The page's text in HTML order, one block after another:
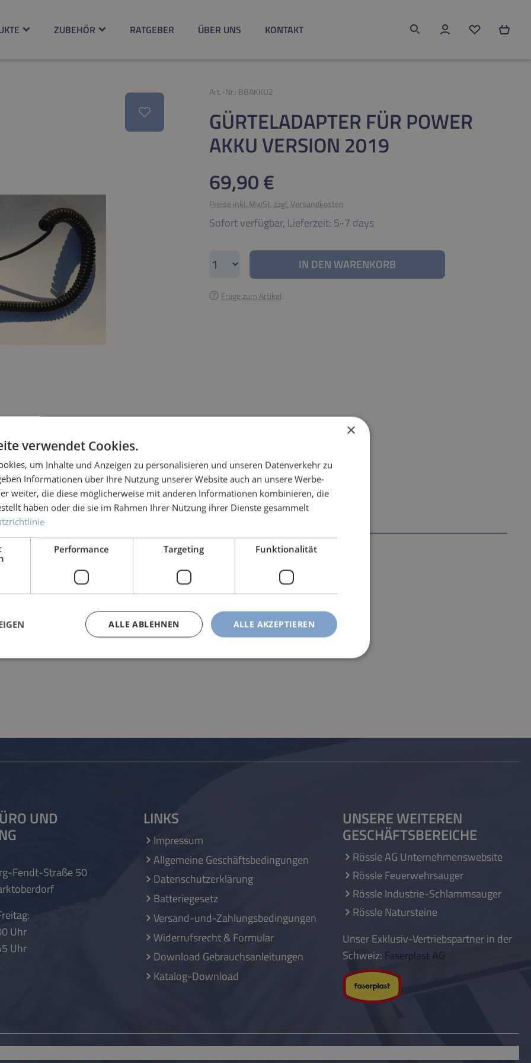
ZUBEHÖR RATGEBER ÜBER UNS KONTAKT
Du hast 0
Art.-Nr.: BBAKKU2
GÜRTELADAPTER FÜR POWER
AKKU VERSION 2019
Regulärer Preis:
69,90 €
Preise inkl. MwSt. zzgl. Versandkosten
Sofort verfügbar, Lieferzeit: 5-7 days
Produkt Anzahl: Gib den gewünschten Wert ein oder
IN DEN WARENKORB
Frage zum Artikel
UND
Fendt-Straße 50
Uhr
Uhr
LINKS
Impressum
Allgemeine Geschäftsbedingungen
Datenschutzerklärung
Batteriegesetz
Versand-und-Zahlungsbedingungen
Widerrufsrecht & Formular
Download Gebrauchsanleitungen
Katalog-Download
UNSERE WEITEREN
GESCHÄFTSBEREICHE
Rössle AG Unternehmenswebsite
Rössle Feuerwehrsauger
Rössle Industrie-Schlammsauger
Rössle Natursteine
Unser Exklusiv-Vertriebspartner in der
Schweiz: Faserplast AG
×
verwendet Cookies.
um Inhalte und Anzeigen zu personalisieren und unseren Datenverkehr zu
Informationen über Ihre Nutzung unserer Website auch an unsere Werbe-
weiter, die diese möglicherweise mit anderen Informationen kombinieren, die
haben oder die sie im Rahmen Ihrer Nutzung ihrer Dienste gesammelt
Performance Targeting Funktionalität
ALLE AKZEPTIEREN
ALLE ABLEHNEN